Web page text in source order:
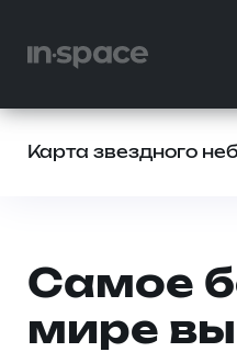
Карта звездного
Самое
мире